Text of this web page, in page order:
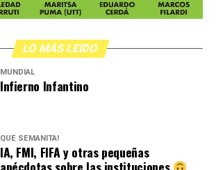
LO MÁS LEIDO
MUNDIAL
Infierno Infantino
QUÉ SEMANITA!
IA, FMI, FIFA y otras pequeñas